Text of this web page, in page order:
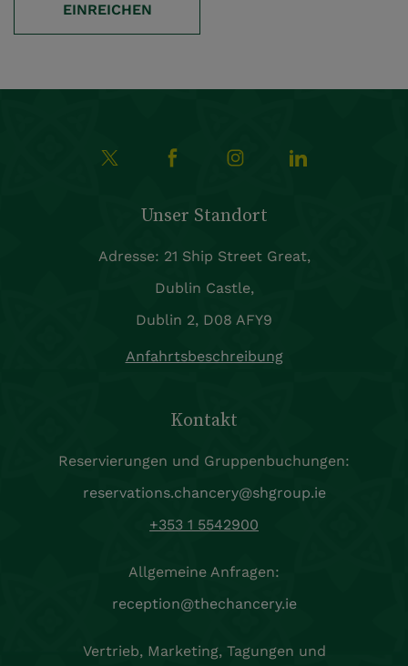
EINREICHEN
Unser Standort
Adresse: 21 Ship Street Great,
Dublin Castle,
Dublin 2, D08 AFY9
Anfahrtsbeschreibung
Kontakt
Reservierungen und Gruppenbuchungen:
reservations.chancery@shgroup.ie
+353 1 5542900
Allgemeine Anfragen:
reception@thechancery.ie
Vertrieb, Marketing, Tagungen und